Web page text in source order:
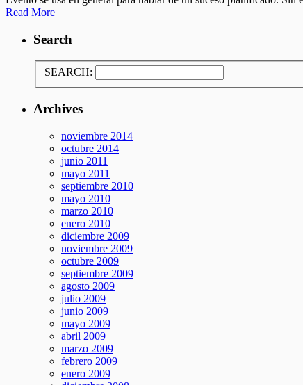
Read More
Search
SEARCH:
Archives
noviembre 2014
octubre 2014
junio 2011
mayo 2011
septiembre 2010
mayo 2010
marzo 2010
enero 2010
diciembre 2009
noviembre 2009
octubre 2009
septiembre 2009
agosto 2009
julio 2009
junio 2009
mayo 2009
abril 2009
marzo 2009
febrero 2009
enero 2009